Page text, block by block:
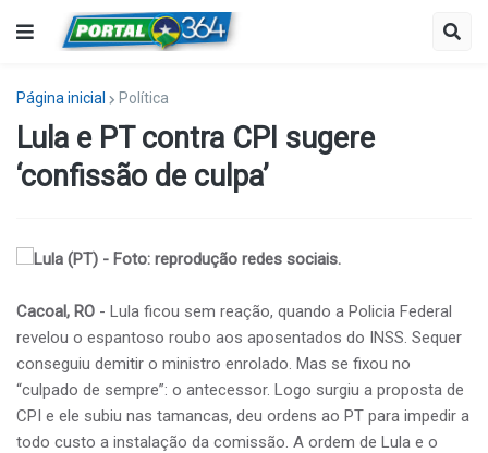
Página inicial Política
Lula e PT contra CPI sugere
‘confissão de culpa’
Lula (PT) - Foto: reprodução redes sociais.
Cacoal, RO - Lula ficou sem reação, quando a Policia Federal
revelou o espantoso roubo aos aposentados do INSS. Sequer
conseguiu demitir o ministro enrolado. Mas se fixou no
“culpado de sempre”: o antecessor. Logo surgiu a proposta de
CPI e ele subiu nas tamancas, deu ordens ao PT para impedir a
todo custo a instalação da comissão. A ordem de Lula e o